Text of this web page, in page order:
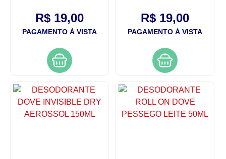
R$ 19,00
PAGAMENTO À VISTA
R$ 19,00
PAGAMENTO À VISTA